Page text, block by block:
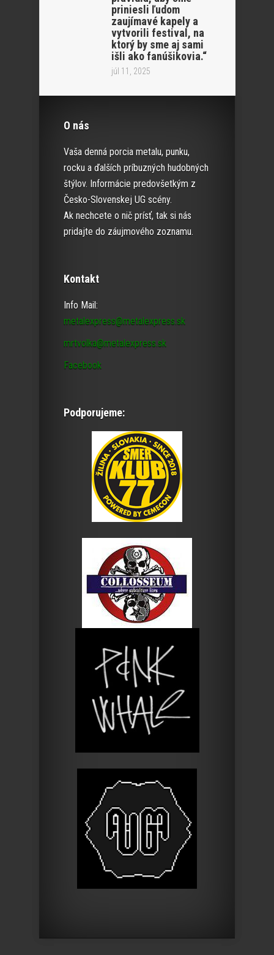
priniesli ľudom
zaujímavé kapely a
vytvorili festival, na
ktorý by sme aj sami
išli ako fanúšikovia.“
júl 11, 2025
O nás
Vaša denná porcia metalu, punku,
rocku a ďalších príbuzných hudobných
štýlov. Informácie predovšetkým z
Česko-Slovenskej UG scény.
Ak nechcete o nič prísť, tak si nás
pridajte do záujmového zoznamu.
Kontakt
Info Mail:
metalexpress@metalexpress.sk
mrtvolka@metalexpress.sk
Facebook
Podporujeme: